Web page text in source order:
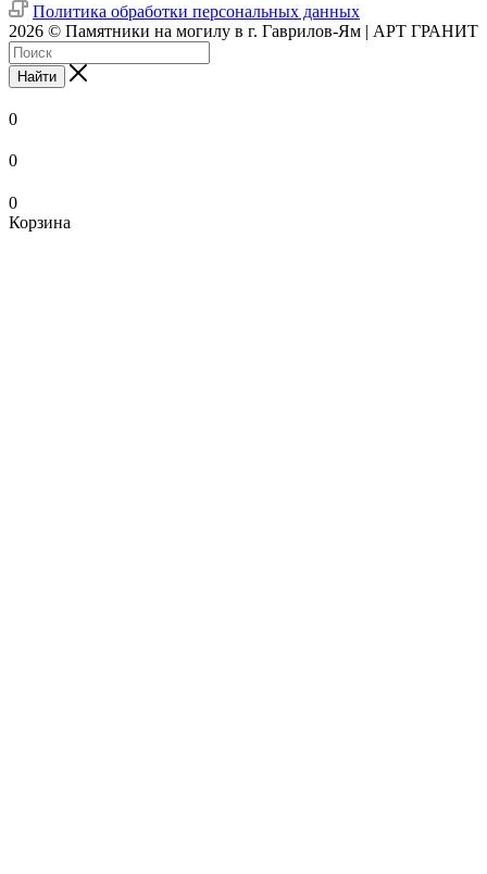
Политика обработки персональных данных
2026 © Памятники на могилу в г. Гаврилов-Ям | АРТ ГРАНИТ
Найти
0
0
0
Корзина